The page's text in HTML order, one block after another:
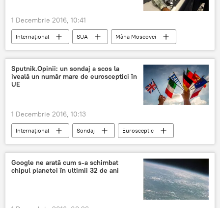
1 Decembrie 2016, 10:41
Internaţional SUA
Mâna Moscovei
Congres
Departamentul de Stat
FBI
Federația Rusă
Sputnik.Opinii: un sondaj a scos la
iveală un număr mare de eurosceptici în
UE
1 Decembrie 2016, 10:13
Internaţional Sondaj
Eurosceptic
Brexit
Uniunea Europeană
Google ne arată cum s-a schimbat
chipul planetei în ultimii 32 de ani